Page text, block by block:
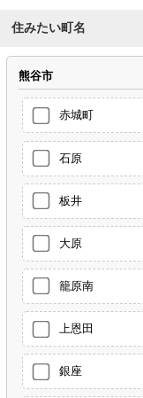
住みたい町名
熊谷市
赤城町
石原
板井
大原
籠原南
上恩田
銀座